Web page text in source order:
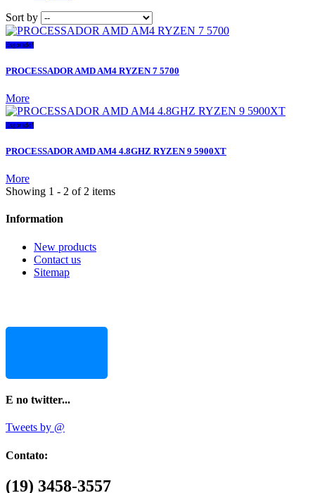
Sort by
Esgotado!
PROCESSADOR AMD AM4 RYZEN 7 5700
More
Esgotado!
PROCESSADOR AMD AM4 4.8GHZ RYZEN 9 5900XT
More
Showing 1 - 2 of 2 items
Information
New products
Contact us
Sitemap
E no twitter...
Tweets by @
Contato:
(19) 3458-3557